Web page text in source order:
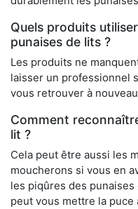
Quels produits
punaises de lits ?
Les produits ne
laisser un professionnel
vous retrouver à
Comment
lit ?
Cela peut être aussi les
moucherons si vous en
les piqûres des
peut vous mettre la puce